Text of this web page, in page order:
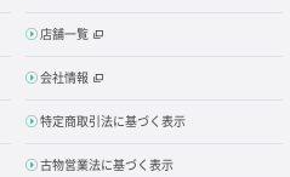
店舗一覧
会社情報
特定商取引法に基づく表示
古物営業法に基づく表示